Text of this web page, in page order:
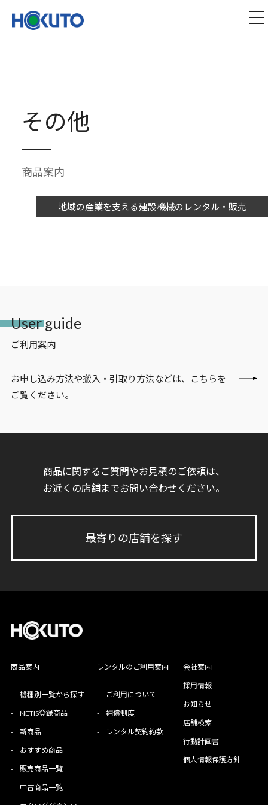
その他
商品案内
地域の産業を支える建設機械のレンタル・販売
User guide
ご利用案内
お申し込み方法や搬入・引取り方法などは、こちらを
ご覧ください。
商品に関するご質問やお見積のご依頼は、
お近くの店舗までお問い合わせください。
最寄りの店舗を探す
商品案内
- 機種別一覧から探す
- NETIS登録商品
- 新商品
- おすすめ商品
- 販売商品一覧
- 中古商品一覧
レンタルのご利用案内
- ご利用について
- 補償制度
- レンタル契約約款
会社案内
採用情報
お知らせ
店舗検索
行動計画書
個人情報保護方針